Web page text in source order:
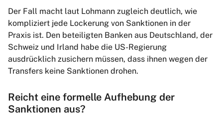
Der Fall macht laut Lohmann zugleich deutlich, wie
kompliziert jede Lockerung von Sanktionen in der
Praxis ist. Den beteiligten Banken aus Deutschland, der
Schweiz und Irland habe die US-Regierung
ausdrücklich zusichern müssen, dass ihnen wegen der
Transfers keine Sanktionen drohen.
Reicht eine formelle Aufhebung der
Sanktionen aus?